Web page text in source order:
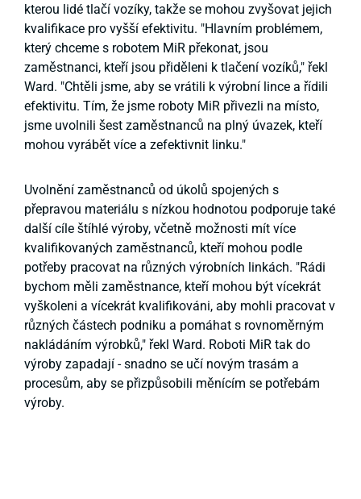
kterou lidé tlačí vozíky, takže se mohou zvyšovat jejich
kvalifikace pro vyšší efektivitu. "Hlavním problémem,
který chceme s robotem MiR překonat, jsou
zaměstnanci, kteří jsou přiděleni k tlačení vozíků," řekl
Ward. "Chtěli jsme, aby se vrátili k výrobní lince a řídili
efektivitu. Tím, že jsme roboty MiR přivezli na místo,
jsme uvolnili šest zaměstnanců na plný úvazek, kteří
mohou vyrábět více a zefektivnit linku."
Uvolnění zaměstnanců od úkolů spojených s
přepravou materiálu s nízkou hodnotou podporuje také
další cíle štíhlé výroby, včetně možnosti mít více
kvalifikovaných zaměstnanců, kteří mohou podle
potřeby pracovat na různých výrobních linkách. "Rádi
bychom měli zaměstnance, kteří mohou být vícekrát
vyškoleni a vícekrát kvalifikováni, aby mohli pracovat v
různých částech podniku a pomáhat s rovnoměrným
nakládáním výrobků," řekl Ward. Roboti MiR tak do
výroby zapadají - snadno se učí novým trasám a
procesům, aby se přizpůsobili měnícím se potřebám
výroby.